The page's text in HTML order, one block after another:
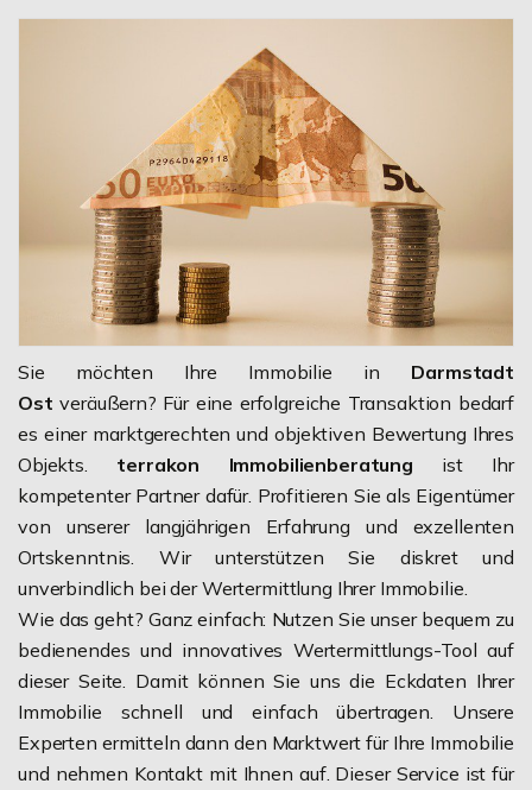
Sie möchten Ihre Immobilie in Darmstadt
Ost veräußern? Für eine erfolgreiche Transaktion bedarf
es einer marktgerechten und objektiven Bewertung Ihres
Objekts. terrakon Immobilienberatung ist Ihr
kompetenter Partner dafür. Profitieren Sie als Eigentümer
von unserer langjährigen Erfahrung und exzellenten
Ortskenntnis. Wir unterstützen Sie diskret und
unverbindlich bei der Wertermittlung Ihrer Immobilie.
Wie das geht? Ganz einfach: Nutzen Sie unser bequem zu
bedienendes und innovatives Wertermittlungs-Tool auf
dieser Seite. Damit können Sie uns die Eckdaten Ihrer
Immobilie schnell und einfach übertragen. Unsere
Experten ermitteln dann den Marktwert für Ihre Immobilie
und nehmen Kontakt mit Ihnen auf. Dieser Service ist für